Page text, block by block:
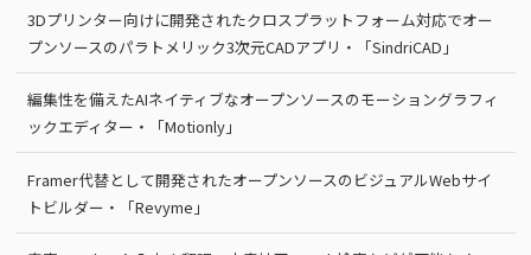
3Dプリンター向けに開発されたクロスプラットフォーム対応でオー
プンソースのパラトメリック3次元CADアプリ・「SindriCAD」
編集性を備えたAIネイティブなオープンソースのモーショングラフィ
ックエディター・「Motionly」
Framer代替として開発されたオープンソースのビジュアルWebサイ
トビルダー・「Revyme」